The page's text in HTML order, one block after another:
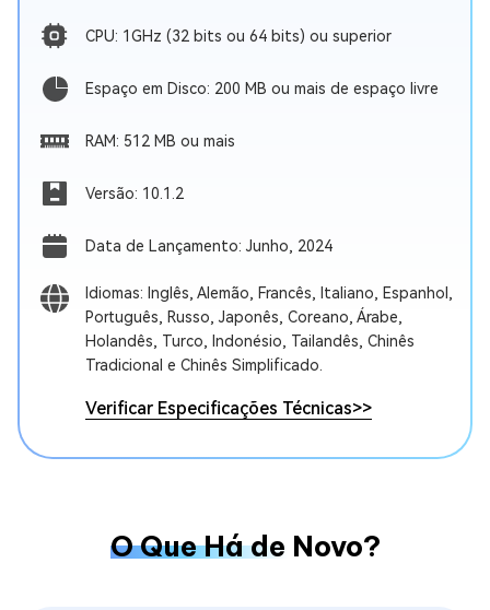
CPU: 1GHz (32 bits ou 64 bits) ou superior
Espaço em Disco: 200 MB ou mais de espaço livre
RAM: 512 MB ou mais
Versão: 10.1.2
Data de Lançamento: Junho, 2024
Idiomas: Inglês, Alemão, Francês, Italiano, Espanhol,
Português, Russo, Japonês, Coreano, Árabe,
Holandês, Turco, Indonésio, Tailandês, Chinês
Tradicional e Chinês Simplificado.
Verificar Especificações Técnicas>>
O Que Há de Novo?